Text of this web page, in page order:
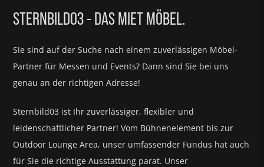
STERNBILD03 - DAS MIET MÖBEL.
Sie sind auf der Suche nach einem zuverlässigen Möbel-
Partner für Messen und Events? Dann sind Sie bei uns
genau an der richtigen Adresse!
Sternbild03 ist Ihr zuverlässiger, flexibler und
leidenschaftlicher Partner! Vom Bühnenelement bis zur
Outdoor Lounge Area, unser umfassender Fundus hat auch
für Sie die richtige Ausstattung parat. Unser